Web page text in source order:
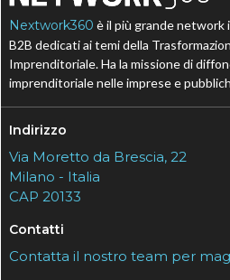
Nextwork360 è il più grande
B2B dedicati ai temi della
Imprenditoriale. Ha la missione di
imprenditoriale nelle imprese e
Indirizzo
Via Moretto da Brescia, 22
Milano - Italia
CAP 20133
Contatti
Contatta il nostro team per